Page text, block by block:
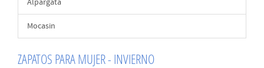
Alpargata
Mocasin
ZAPATOS PARA MUJER - INVIERNO